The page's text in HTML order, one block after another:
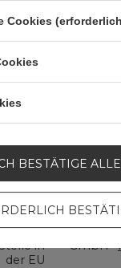
Marke Baseus
in
der EU
Apex
GmbH
Cookies
BESTÄTIGE ALLE